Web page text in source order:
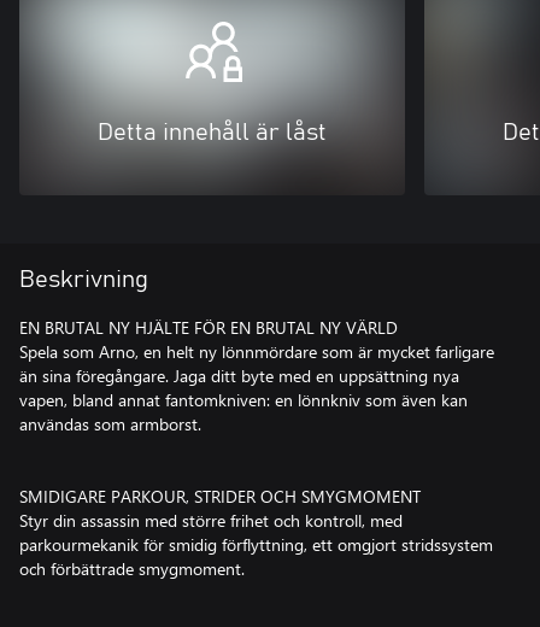
Detta innehåll är låst
Beskrivning
EN BRUTAL NY HJÄLTE FÖR EN BRUTAL NY VÄRLD
Spela som Arno, en helt ny lönnmördare som är mycket farligare
än sina föregångare. Jaga ditt byte med en uppsättning nya
vapen, bland annat fantomkniven: en lönnkniv som även kan
användas som armborst.
SMIDIGARE PARKOUR, STRIDER OCH SMYGMOMENT
Styr din assassin med större frihet och kontroll, med
parkourmekanik för smidig förflyttning, ett omgjort stridssystem
och förbättrade smygmoment.